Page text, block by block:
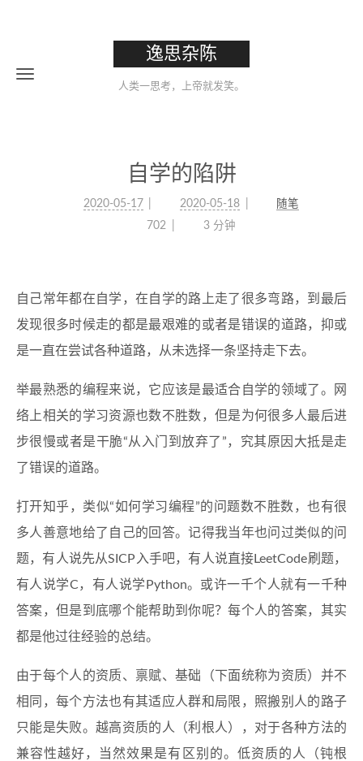
逸思杂陈
人类一思考，上帝就发笑。
自学的陷阱
2020-05-17 2020-05-18
随笔
702
3 分钟
自己常年都在自学，在自学的路上走了很多弯路，到最后
发现很多时候走的都是最艰难的或者是错误的道路，抑或
是一直在尝试各种道路，从未选择一条坚持走下去。
举最熟悉的编程来说，它应该是最适合自学的领域了。网
络上相关的学习资源也数不胜数，但是为何很多人最后进
步很慢或者是干脆“从入门到放弃了”，究其原因大抵是走
了错误的道路。
打开知乎，类似“如何学习编程”的问题数不胜数，也有很
多人善意地给了自己的回答。记得我当年也问过类似的问
题，有人说先从SICP入手吧，有人说直接LeetCode刷题，
有人说学C，有人说学Python。或许一千个人就有一千种
答案，但是到底哪个能帮助到你呢？每个人的答案，其实
都是他过往经验的总结。
由于每个人的资质、禀赋、基础（下面统称为资质）并不
相同，每个方法也有其适应人群和局限，照搬别人的路子
只能是失败。越高资质的人（利根人），对于各种方法的
兼容性越好，当然效果是有区别的。低资质的人（钝根